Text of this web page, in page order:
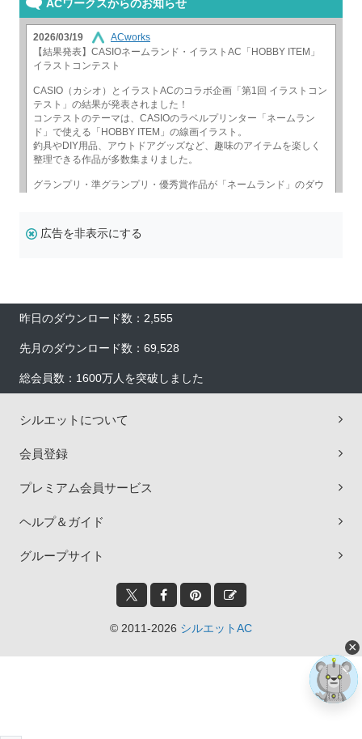
広告を非表示にする
昨日のダウンロード数：2,555
先月のダウンロード数：69,528
総会員数：1600万人を突破しました
シルエットについて
会員登録
プレミアム会員サービス
ヘルプ＆ガイド
グループサイト
© 2011-2026 シルエットAC
×